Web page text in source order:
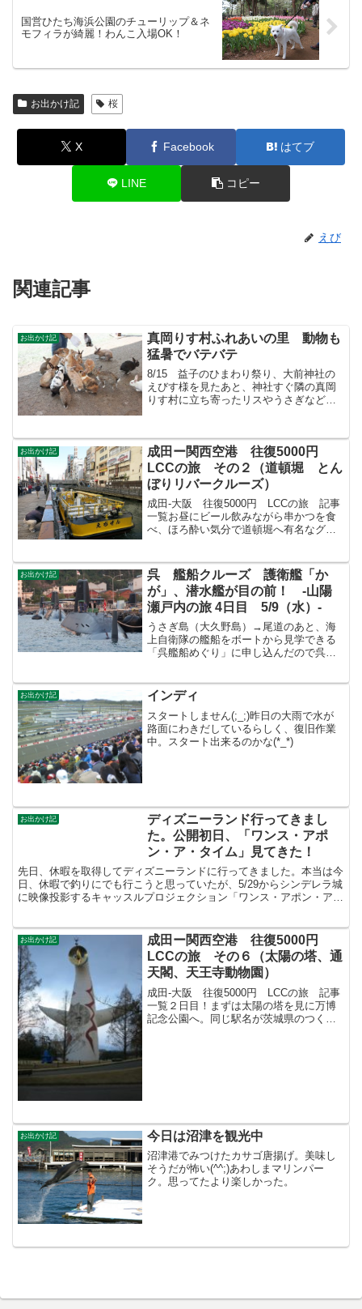
国営ひたち海浜公園のチューリップ＆ネ
モフィラが綺麗！わんこ入場OK！
お出かけ記 桜
X Facebook はてブ
LINE コピー
えび
関連記事
お出かけ記
真岡りす村ふれあいの里 動物も
猛暑でバテバテ
8/15 益子のひまわり祭り、大前神社の
えびす様を見たあと、神社すぐ隣の真岡
りす村に立ち寄ったリスやうさぎなどに
ができるが・・・猛暑でリスが出てこな
いやっと1匹見つ...
お出かけ記
成田ー関西空港 往復5000円
LCCの旅 その２（道頓堀 とん
ぼりリバークルーズ）
成田-大阪 往復5000円 LCCの旅 記事
一覧お昼にビール飲みながら串かつを食
べ、ほろ酔い気分で道頓堀へ有名なグリ
ってみた。これは道頓堀を船で20分ほど
ガイドさんが...
お出かけ記
呉 艦船クルーズ 護衛艦「か
が」、潜水艦が目の前！ -山陽
瀬戸内の旅 4日目 5/9（水）-
うさぎ島（大久野島）→尾道のあと、海
上自衛隊の艦船をボートから見学できる
「呉艦船めぐり」に申し込んだので呉ま
艦船めぐりの受付。数日前に天気予報を
見て晴れそうなこの日に予...
お出かけ記 インディ
スタートしません(;_;)昨日の大雨で水が
路面にわきだしているらしく、復旧作業
中。スタート出来るのかな(*_*)
お出かけ記
ディズニーランド行ってきまし
た。公開初日、「ワンス・アポ
ン・ア・タイム」見てきた！
先日、休暇を取得してディズニーランドに行ってきました。本当は今
日、休暇で釣りにでも行こうと思っていたが、5/29からシンデレラ城
に映像投影するキャッスルプロジェクション「ワンス・アポン・ア・
お出かけ記
成田ー関西空港 往復5000円
LCCの旅 その６（太陽の塔、通
天閣、天王寺動物園）
成田-大阪 往復5000円 LCCの旅 記事
一覧２日目！まずは太陽の塔を見に万博
記念公園へ。同じ駅名が茨城県のつくば
お出かけ記 今日は沼津を観光中
沼津港でみつけたカサゴ唐揚げ。美味し
そうだが怖い(^^;)あわしまマリンパー
ク。思ってたより楽しかった。